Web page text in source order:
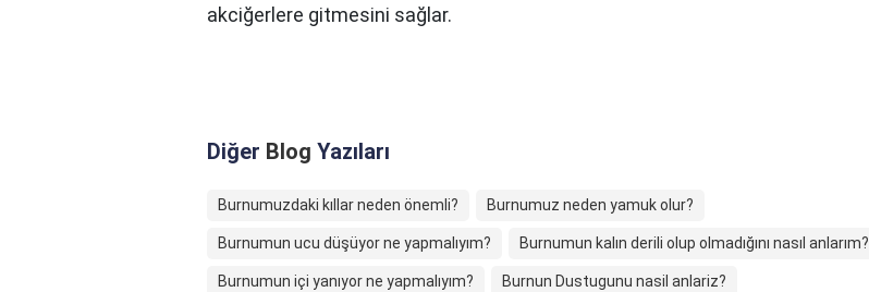
akciğerlere gitmesini sağlar.
Diğer Blog Yazıları
Burnumuzdaki kıllar neden önemli? Burnumuz neden yamuk olur?
Burnumun ucu düşüyor ne yapmalıyım? Burnumun kalın derili olup olmadığını nasıl anlarım?
Burnumun içi yanıyor ne yapmalıyım? Burnun Dustugunu nasil anlariz?